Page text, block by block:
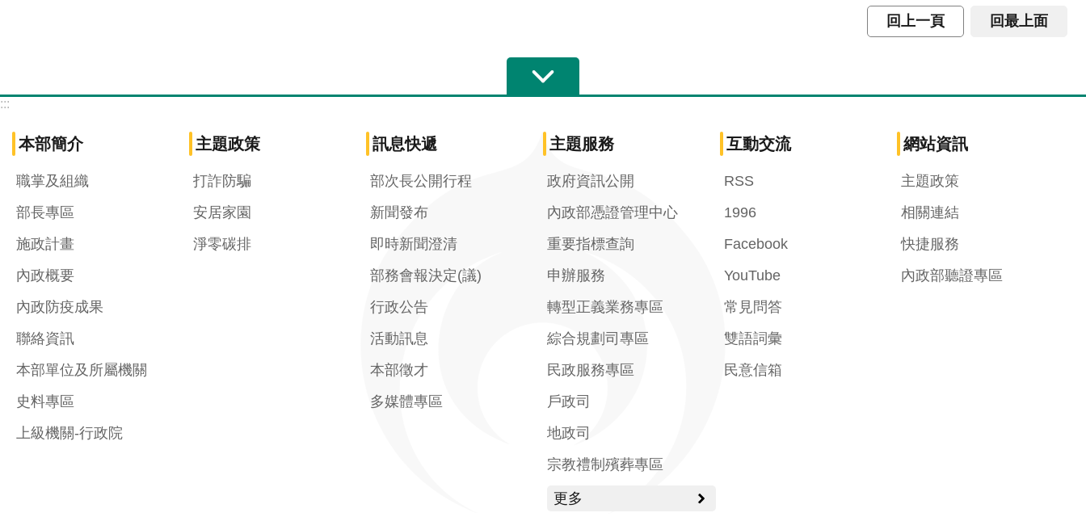
回上一頁 回最上面
:::
本部簡介
職掌及組織
部長專區
施政計畫
內政概要
內政防疫成果
聯絡資訊
本部單位及所屬機關
史料專區
上級機關-行政院
主題政策
打詐防騙
安居家園
淨零碳排
訊息快遞
部次長公開行程
新聞發布
即時新聞澄清
部務會報決定(議)
行政公告
活動訊息
本部徵才
多媒體專區
主題服務
政府資訊公開
內政部憑證管理中心
重要指標查詢
申辦服務
轉型正義業務專區
綜合規劃司專區
民政服務專區
戶政司
地政司
宗教禮制殯葬專區
更多
互動交流
RSS
1996
Facebook
YouTube
常見問答
雙語詞彙
民意信箱
網站資訊
主題政策
相關連結
快捷服務
內政部聽證專區